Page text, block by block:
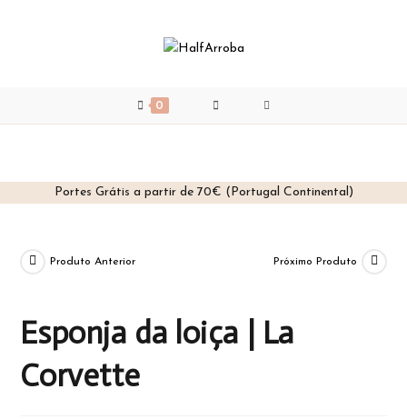
Portes Grátis a partir de 70€ (Portugal Continental)
content
0
Produto Anterior Próximo Produto
Esponja da loiça | La
Corvette